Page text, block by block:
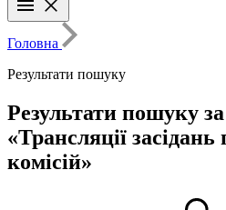
Головна
Результати пошуку
Результати пошуку
«Трансляції засідань
комісій»